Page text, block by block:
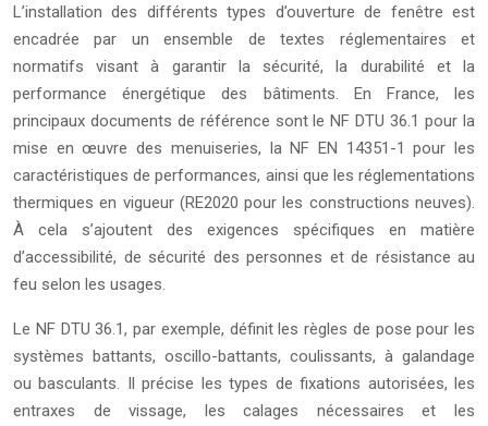
L’installation des différents types d’ouverture de fenêtre est
encadrée par un ensemble de textes réglementaires et
normatifs visant à garantir la sécurité, la durabilité et la
performance énergétique des bâtiments. En France, les
principaux documents de référence sont le NF DTU 36.1 pour la
mise en œuvre des menuiseries, la NF EN 14351-1 pour les
caractéristiques de performances, ainsi que les réglementations
thermiques en vigueur (RE2020 pour les constructions neuves).
À cela s’ajoutent des exigences spécifiques en matière
d’accessibilité, de sécurité des personnes et de résistance au
feu selon les usages.
Le NF DTU 36.1, par exemple, définit les règles de pose pour les
systèmes battants, oscillo-battants, coulissants, à galandage
ou basculants. Il précise les types de fixations autorisées, les
entraxes de vissage, les calages nécessaires et les